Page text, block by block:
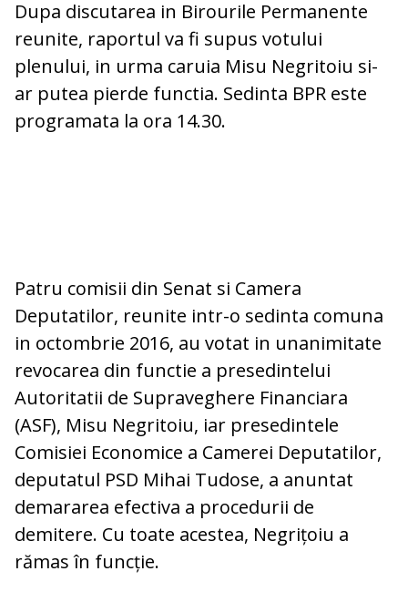
Dupa discutarea in Birourile Permanente
reunite, raportul va fi supus votului
plenului, in urma caruia Misu Negritoiu si-
ar putea pierde functia. Sedinta BPR este
programata la ora 14.30.
Patru comisii din Senat si Camera
Deputatilor, reunite intr-o sedinta comuna
in octombrie 2016, au votat in unanimitate
revocarea din functie a presedintelui
Autoritatii de Supraveghere Financiara
(ASF), Misu Negritoiu, iar presedintele
Comisiei Economice a Camerei Deputatilor,
deputatul PSD Mihai Tudose, a anuntat
demararea efectiva a procedurii de
demitere. Cu toate acestea, Negrițoiu a
rămas în funcție.